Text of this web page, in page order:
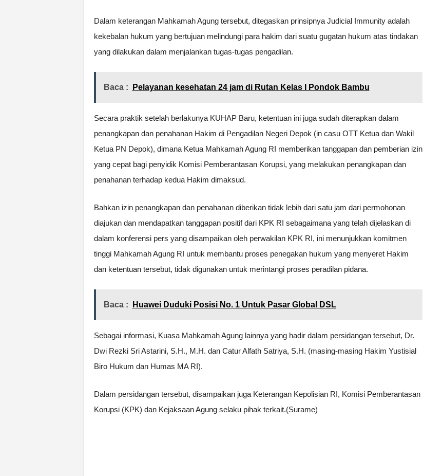
Dalam keterangan Mahkamah Agung tersebut, ditegaskan prinsipnya Judicial Immunity adalah
kekebalan hukum yang bertujuan melindungi para hakim dari suatu gugatan hukum atas tindakan
yang dilakukan dalam menjalankan tugas-tugas pengadilan.
Baca : Pelayanan kesehatan 24 jam di Rutan Kelas I Pondok Bambu
Secara praktik setelah berlakunya KUHAP Baru, ketentuan ini juga sudah diterapkan dalam
penangkapan dan penahanan Hakim di Pengadilan Negeri Depok (in casu OTT Ketua dan Wakil
Ketua PN Depok), dimana Ketua Mahkamah Agung RI memberikan tanggapan dan pemberian izin
yang cepat bagi penyidik Komisi Pemberantasan Korupsi, yang melakukan penangkapan dan
penahanan terhadap kedua Hakim dimaksud.
Bahkan izin penangkapan dan penahanan diberikan tidak lebih dari satu jam dari permohonan
diajukan dan mendapatkan tanggapan positif dari KPK RI sebagaimana yang telah dijelaskan di
dalam konferensi pers yang disampaikan oleh perwakilan KPK RI, ini menunjukkan komitmen
tinggi Mahkamah Agung RI untuk membantu proses penegakan hukum yang menyeret Hakim
dan ketentuan tersebut, tidak digunakan untuk merintangi proses peradilan pidana.
Baca : Huawei Duduki Posisi No. 1 Untuk Pasar Global DSL
Sebagai informasi, Kuasa Mahkamah Agung lainnya yang hadir dalam persidangan tersebut, Dr.
Dwi Rezki Sri Astarini, S.H., M.H. dan Catur Alfath Satriya, S.H. (masing-masing Hakim Yustisial
Biro Hukum dan Humas MA RI).
Dalam persidangan tersebut, disampaikan juga Keterangan Kepolisian RI, Komisi Pemberantasan
Korupsi (KPK) dan Kejaksaan Agung selaku pihak terkait.(Surame)